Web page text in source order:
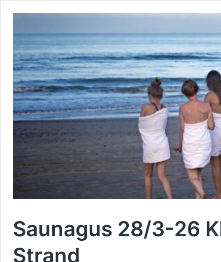
Saunagus 28/3-26
Strand